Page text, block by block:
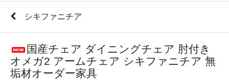
シキファニチア
国産チェア ダイニングチェア 肘付き
オメガ2 アームチェア シキファニチア 無
垢材オーダー家具